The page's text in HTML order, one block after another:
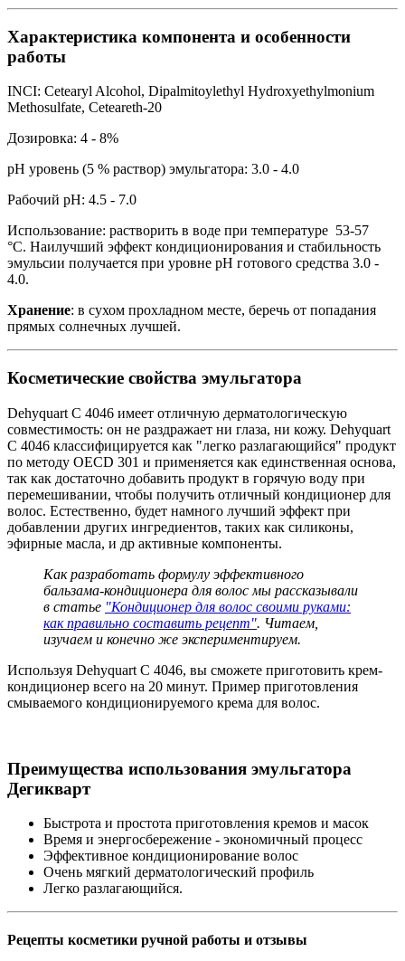
Характеристика компонента и особенности
работы
INCI: Cetearyl Alcohol, Dipalmitoylethyl Hydroxyethylmonium
Methosulfate, Ceteareth-20
Дозировка: 4 - 8%
pH уровень (5 % раствор) эмульгатора: 3.0 - 4.0
Рабочий рН: 4.5 - 7.0
Использование: растворить в воде при температуре 53-57
°С. Наилучший эффект кондиционирования и стабильность
эмульсии получается при уровне рН готового средства 3.0 -
4.0.
Хранение: в сухом прохладном месте, беречь от попадания
прямых солнечных лучшей.
Косметические свойства эмульгатора
Dehyquart C 4046 имеет отличную дерматологическую
совместимость: он не раздражает ни глаза, ни кожу. Dehyquart
C 4046 классифицируется как "легко разлагающийся" продукт
по методу OECD 301 и применяется как единственная основа,
так как достаточно добавить продукт в горячую воду при
перемешивании, чтобы получить отличный кондиционер для
волос. Естественно, будет намного лучший эффект при
добавлении других ингредиентов, таких как силиконы,
эфирные масла, и др активные компоненты.
Как разработать формулу эффективного
бальзама-кондиционера для волос мы рассказывали
в статье "Кондиционер для волос своими руками:
как правильно составить рецепт". Читаем,
изучаем и конечно же экспериментируем.
Используя Dehyquart C 4046, вы сможете приготовить крем-
кондиционер всего на 20 минут. Пример приготовления
смываемого кондиционируемого крема для волос.
Преимущества использования эмульгатора
Дегикварт
Быстрота и простота приготовления кремов и масок
Время и энергосбережение - экономичный процесс
Эффективное кондиционирование волос
Очень мягкий дерматологический профиль
Легко разлагающийся.
Рецепты косметики ручной работы и отзывы